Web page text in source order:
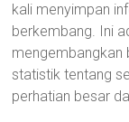
kali menyimpan
berkembang. Ini
mengembangkan
statistik tentang
perhatian besar